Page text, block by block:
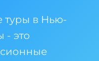
туры в Нью-
- это